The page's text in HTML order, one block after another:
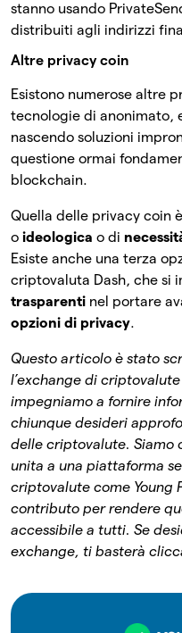
stanno usando
distribuiti agli indirizzi
Altre privacy coin
Esistono numerose altre
tecnologie di anonimato,
nascendo soluzioni
questione ormai
blockchain.
Quella delle privacy coin
o ideologica o di
Esiste anche una terza
criptovaluta Dash, che si
trasparenti nel portare
opzioni di privacy.
Questo articolo è stato
l’exchange di
impegniamo a fornire
chiunque desideri
delle criptovalute. Siamo
unita a una piattaforma
criptovalute come Young
contributo per rendere
accessibile a tutti. Se
exchange, ti basterà